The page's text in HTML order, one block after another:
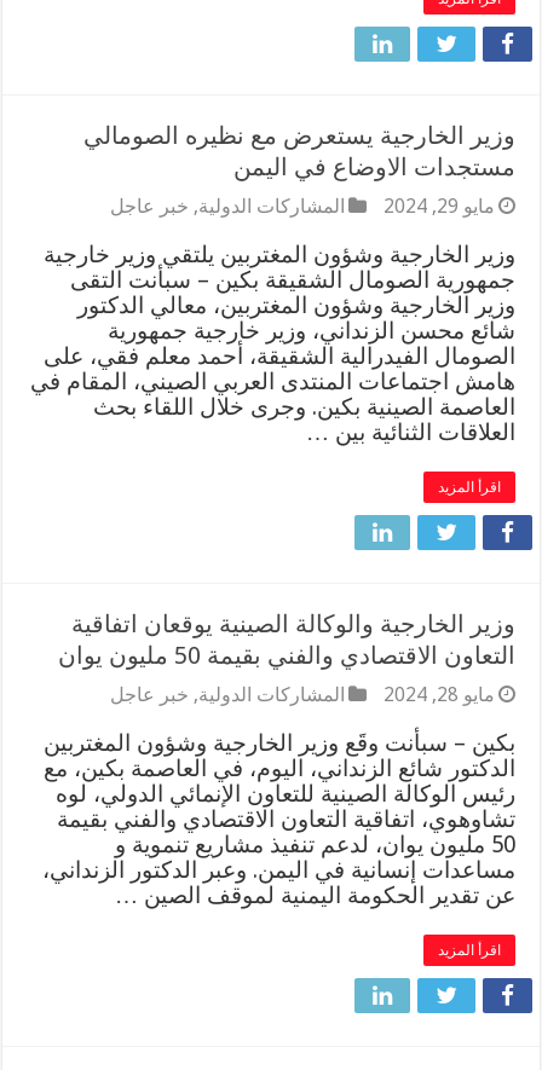
وزير الخارجية يستعرض مع نظيره الصومالي
مستجدات الاوضاع في اليمن
مايو 29, 2024 المشاركات الدولية, خبر عاجل
وزير الخارجية وشؤون المغتربين يلتقي وزير خارجية
جمهورية الصومال الشقيقة بكين – سبأنت التقى
وزير الخارجية وشؤون المغتربين، معالي الدكتور
شائع محسن الزنداني، وزير خارجية جمهورية
الصومال الفيدرالية الشقيقة، أحمد معلم فقي، على
هامش اجتماعات المنتدى العربي الصيني، المقام في
العاصمة الصينية بكين. وجرى خلال اللقاء بحث
العلاقات الثنائية بين …
اقرأ المزيد
وزير الخارجية والوكالة الصينية يوقعان اتفاقية
التعاون الاقتصادي والفني بقيمة 50 مليون يوان
مايو 28, 2024 المشاركات الدولية, خبر عاجل
بكين – سبأنت وقَع وزير الخارجية وشؤون المغتربين
الدكتور شائع الزنداني، اليوم، في العاصمة بكين، مع
رئيس الوكالة الصينية للتعاون الإنمائي الدولي، لوه
تشاوهوي، اتفاقية التعاون الاقتصادي والفني بقيمة
50 مليون يوان، لدعم تنفيذ مشاريع تنموية و
مساعدات إنسانية في اليمن. وعبر الدكتور الزنداني،
عن تقدير الحكومة اليمنية لموقف الصين …
اقرأ المزيد